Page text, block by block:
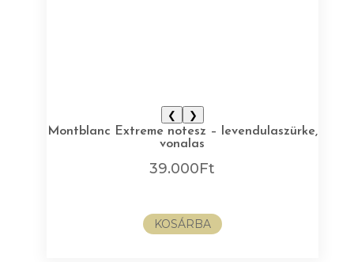
❮
❯
Montblanc Extreme notesz – levendulaszürke,
vonalas
39.000Ft
KOSÁRBA